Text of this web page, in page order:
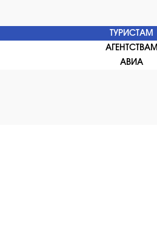
ТУРИСТАМ
АГЕНТСТВАМ
АВИА